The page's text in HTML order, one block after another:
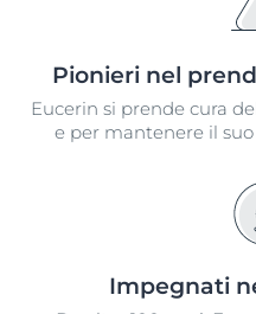
Pionieri nel
Eucerin si prende cura
e per mantenere il
Impegnati